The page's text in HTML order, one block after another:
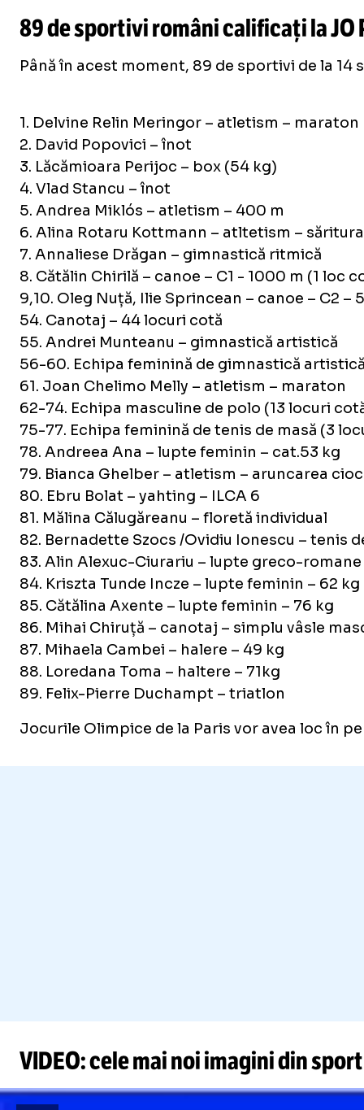
89 de sportivi români calificați la JO
Până în acest moment, 89 de sportivi de la
1. Delvine Relin Meringor – atletism – maraton
2. David Popovici – înot
3. Lăcămioara Perijoc – box (54 kg)
4. Vlad Stancu – înot
5. Andrea Miklós – atletism – 400 m
6. Alina Rotaru Kottmann – atltetism –
7. Annaliese Drăgan – gimnastică ritmică
8. Cătălin Chirilă – canoe – C1 - 1000 m (1 loc
9,10. Oleg Nuță, Ilie Sprincean – canoe – C2 –
54. Canotaj – 44 locuri cotă
55. Andrei Munteanu – gimnastică artistică
56-60. Echipa feminină de gimnastică
61. Joan Chelimo Melly – atletism – maraton
62-74. Echipa masculine de polo (13 locuri
75-77. Echipa feminină de tenis de masă (3
78. Andreea Ana – lupte feminin – cat.53 kg
79. Bianca Ghelber – atletism – aruncarea
80. Ebru Bolat – yahting – ILCA 6
81. Mălina Călugăreanu – floretă individual
82. Bernadette Szocs /Ovidiu Ionescu – tenis
83. Alin Alexuc-Ciurariu – lupte greco-romane
84. Kriszta Tunde Incze – lupte feminin – 62 kg
85. Cătălina Axente – lupte feminin – 76 kg
86. Mihai Chiruță – canotaj – simplu vâsle
87. Mihaela Cambei – halere – 49 kg
88. Loredana Toma – haltere – 71kg
89. Felix-Pierre Duchampt – triatlon
Jocurile Olimpice de la Paris vor avea loc în
VIDEO: cele mai noi imagini din sport